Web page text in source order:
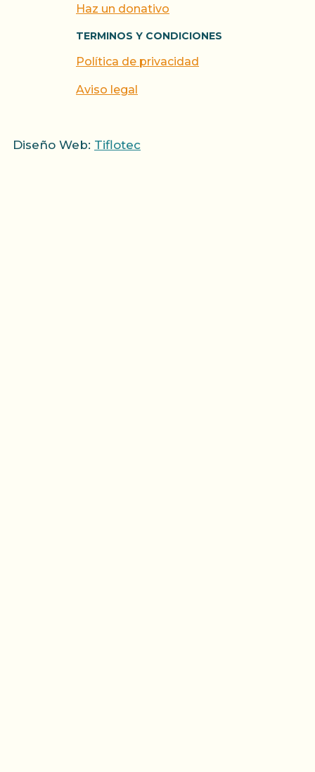
Haz un donativo
TERMINOS Y CONDICIONES
Política de privacidad
Aviso legal
Diseño Web: Tiflotec